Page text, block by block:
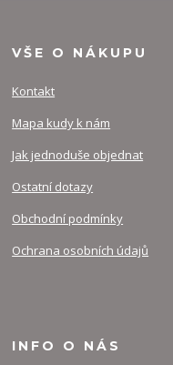
VŠE O NÁKUPU
Kontakt
Mapa kudy k nám
Jak jednoduše objednat
Ostatní dotazy
Obchodní podmínky
Ochrana osobních údajů
INFO O NÁS